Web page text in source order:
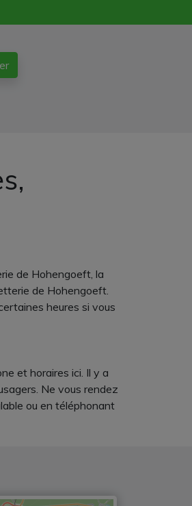
de Hohengoeft, la
de Hohengoeft.
heures si vous
et horaires ici. Il y a
Ne vous rendez
ou en téléphonant